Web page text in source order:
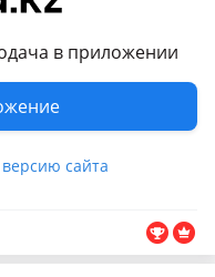
в приложении
сайта
8
оригинал